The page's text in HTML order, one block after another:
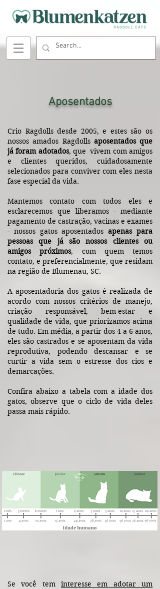
Aposentados
Crio Ragdolls desde 2005, e estes são os
nossos amados Ragdolls aposentados que
já foram adotados, que vivem com amigos
e clientes queridos, cuidadosamente
selecionados para conviver com eles nesta
fase especial da vida.
Mantemos contato com todos eles e
esclarecemos que liberamos - mediante
pagamento de castração, vacinas e exames
- nossos gatos aposentadosapenas para
pessoas que já são nossos clientes ou
amigos próximos, com quem temos
contato, e preferencialmente, que residam
na região de Blumenau, SC.
A aposentadoria dos gatos é realizada de
acordo com nossos critérios de manejo,
criação responsável, bem-estar e
qualidade de vida, que priorizamos acima
de tudo. Em média, a partir dos 4 a 6 anos,
eles são castrados e se aposentam da vida
reprodutiva, podendo descansar e se
curtir a vida sem o estresse dos cios e
demarcações.
Confira abaixo a tabela com a idade dos
gatos, observe que o ciclo de vida deles
passa mais rápido.
Se você tem interesse em adotar um